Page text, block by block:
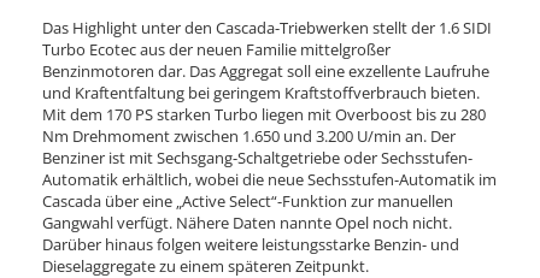
Das Highlight unter den Cascada-Triebwerken stellt der 1.6 SIDI
Turbo Ecotec aus der neuen Familie mittelgroßer
Benzinmotoren dar. Das Aggregat soll eine exzellente Laufruhe
und Kraftentfaltung bei geringem Kraftstoffverbrauch bieten.
Mit dem 170 PS starken Turbo liegen mit Overboost bis zu 280
Nm Drehmoment zwischen 1.650 und 3.200 U/min an. Der
Benziner ist mit Sechsgang-Schaltgetriebe oder Sechsstufen-
Automatik erhältlich, wobei die neue Sechsstufen-Automatik im
Cascada über eine „Active Select“-Funktion zur manuellen
Gangwahl verfügt. Nähere Daten nannte Opel noch nicht.
Darüber hinaus folgen weitere leistungsstarke Benzin- und
Dieselaggregate zu einem späteren Zeitpunkt.